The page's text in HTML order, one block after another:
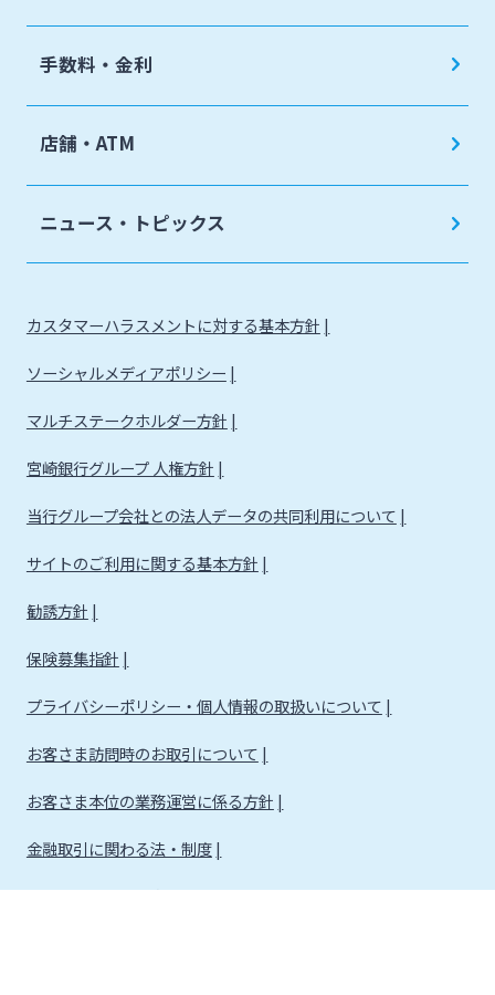
手数料・金利
店舗・ATM
ニュース・トピックス
カスタマーハラスメントに対する基本方針
ソーシャルメディアポリシー
マルチステークホルダー方針
宮崎銀行グループ 人権方針
当行グループ会社との法人データの共同利用について
サイトのご利用に関する基本方針
勧誘方針
保険募集指針
プライバシーポリシー・個人情報の取扱いについて
お客さま訪問時のお取引について
お客さま本位の業務運営に係る方針
金融取引に関わる法・制度
金融取引に関わる方針